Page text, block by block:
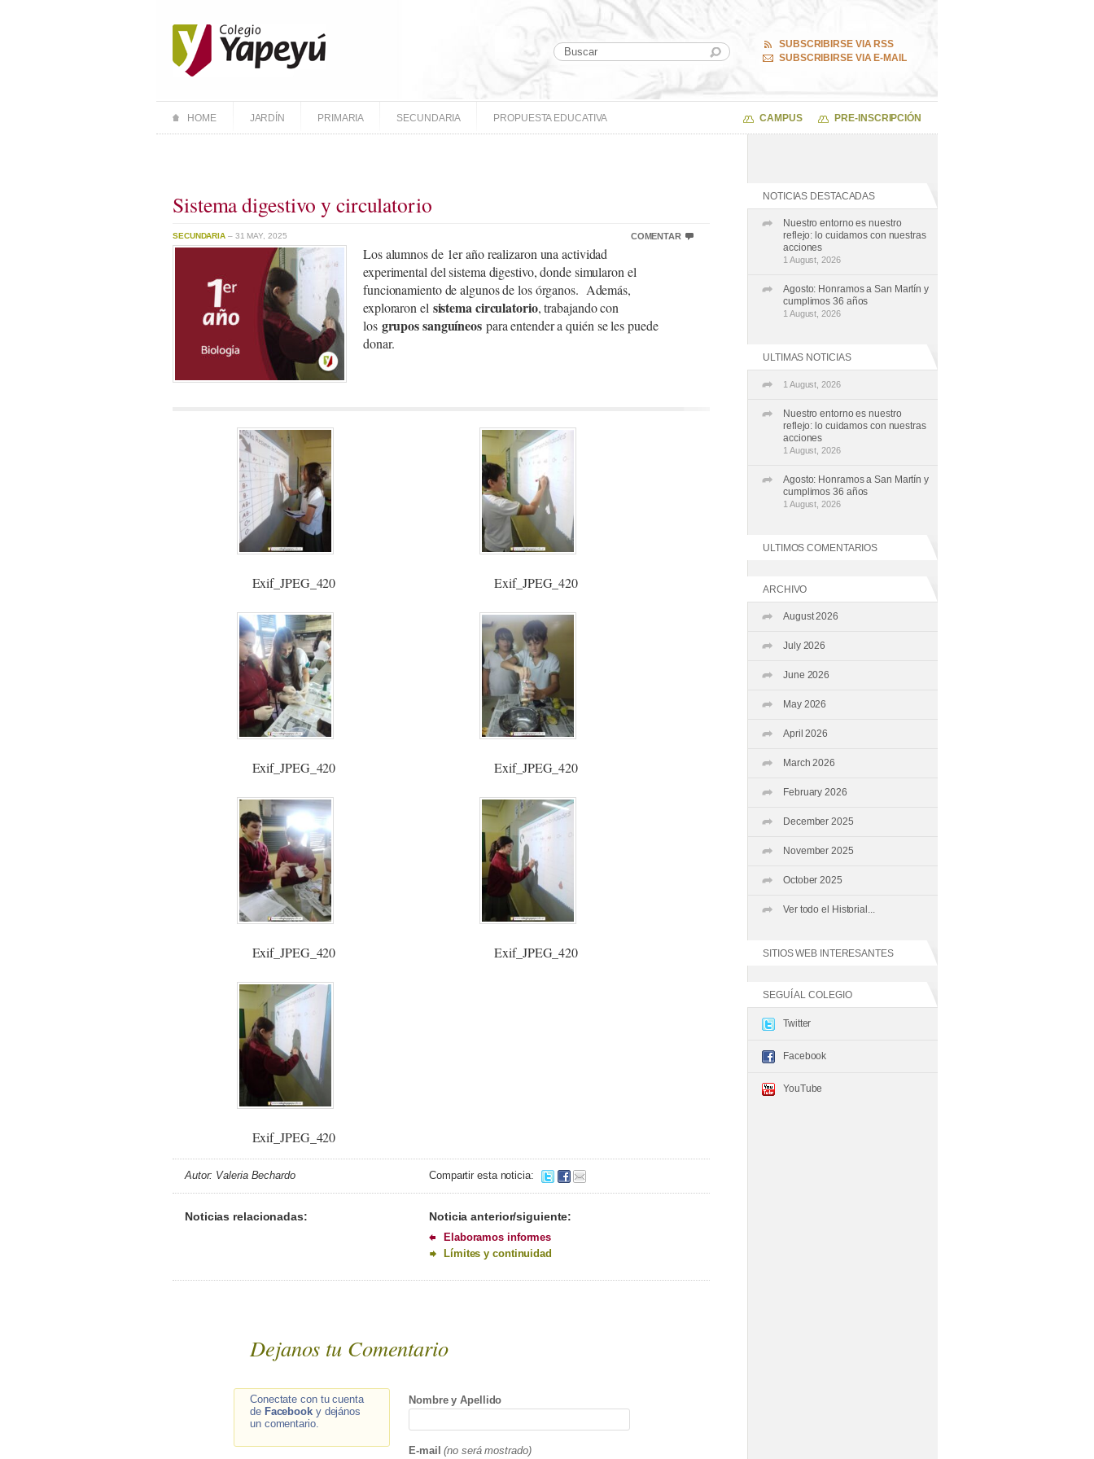
SUBSCRIBIRSE VIA RSS
SUBSCRIBIRSE VIA E-MAIL
HOME JARDÍN PRIMARIA SECUNDARIA PROPUESTA EDUCATIVA CAMPUS PRE-INSCRIPCIÓN
Sistema digestivo y circulatorio
SECUNDARIA – 31 MAY, 2025 COMENTAR
Los alumnos de 1er año realizaron una actividad
experimental del sistema digestivo, donde simularon el
funcionamiento de algunos de los órganos. Además,
exploraron el sistema circulatorio, trabajando con
los grupos sanguíneospara entender a quién se les puede
donar.
Exif_JPEG_420 Exif_JPEG_420
Exif_JPEG_420 Exif_JPEG_420
Exif_JPEG_420 Exif_JPEG_420
Exif_JPEG_420
Autor: Valeria Bechardo Compartir esta noticia:
Noticias relacionadas: Noticia anterior/siguiente:
Elaboramos informes
Límites y continuidad
Dejanos tu Comentario
Conectate con tu cuenta
de Facebooky dejános
un comentario.
Nombre y Apellido
E-mail (no será mostrado)
NOTICIAS DESTACADAS
Nuestro entorno es nuestro
reflejo: lo cuidamos con nuestras
acciones
1 August, 2026
Agosto: Honramos a San Martín y
cumplimos 36 años
1 August, 2026
ULTIMAS NOTICIAS
1 August, 2026
Nuestro entorno es nuestro
reflejo: lo cuidamos con nuestras
acciones
1 August, 2026
Agosto: Honramos a San Martín y
cumplimos 36 años
1 August, 2026
ULTIMOS COMENTARIOS
ARCHIVO
August 2026
July 2026
June 2026
May 2026
April 2026
March 2026
February 2026
December 2025
November 2025
October 2025
Ver todo el Historial...
SITIOS WEB INTERESANTES
SEGUÍ AL COLEGIO
Twitter
Facebook
YouTube